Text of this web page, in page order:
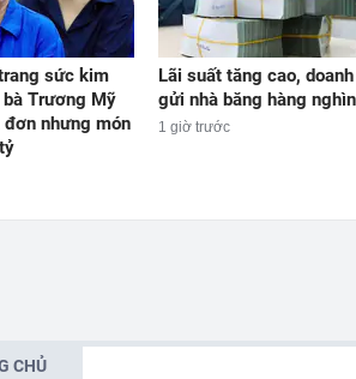
sức kim
Trương Mỹ
đơn nhưng món
Lãi suất tăng cao,
gửi nhà băng hàng
1 giờ trước
CHỦ